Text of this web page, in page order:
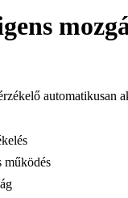
automatikusan
működés